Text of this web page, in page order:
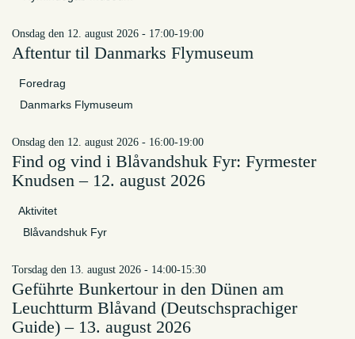
onsdag den 12. august 2026 - 17:00-19:00
Aftentur til Danmarks Flymuseum
Foredrag
Danmarks Flymuseum
onsdag den 12. august 2026 - 16:00-19:00
Find og vind i Blåvandshuk Fyr: Fyrmester
Knudsen – 12. august 2026
Aktivitet
Blåvandshuk Fyr
torsdag den 13. august 2026 - 14:00-15:30
Geführte Bunkertour in den Dünen am
Leuchtturm Blåvand (Deutschsprachiger
Guide) – 13. august 2026